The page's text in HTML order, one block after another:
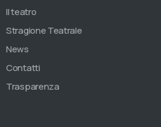
Il teatro
Stragione Teatrale
News
Contatti
Trasparenza